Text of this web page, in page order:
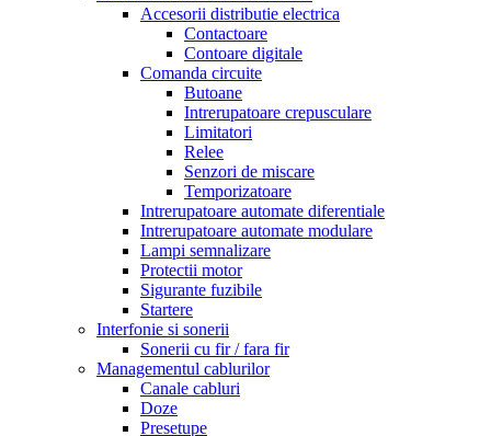
Accesorii distributie electrica
Contactoare
Contoare digitale
Comanda circuite
Butoane
Intrerupatoare crepusculare
Limitatori
Relee
Senzori de miscare
Temporizatoare
Intrerupatoare automate diferentiale
Intrerupatoare automate modulare
Lampi semnalizare
Protectii motor
Sigurante fuzibile
Startere
Interfonie si sonerii
Sonerii cu fir / fara fir
Managementul cablurilor
Canale cabluri
Doze
Presetupe